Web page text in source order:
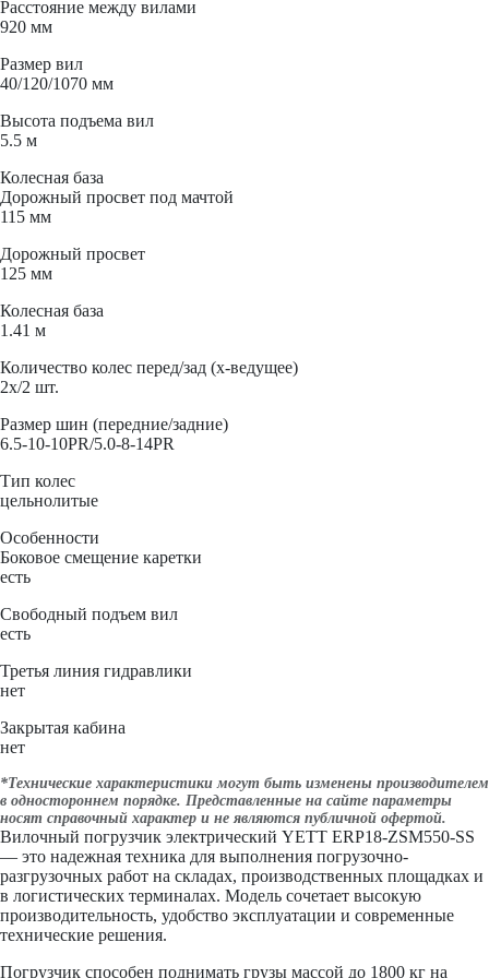
Расстояние между вилами
920 мм
Размер вил
40/120/1070 мм
Высота подъема вил
5.5 м
Колесная база
Дорожный просвет под мачтой
115 мм
Дорожный просвет
125 мм
Колесная база
1.41 м
Количество колес перед/зад (x-ведущее)
2x/2 шт.
Размер шин (передние/задние)
6.5-10-10PR/5.0-8-14PR
Тип колес
цельнолитые
Особенности
Боковое смещение каретки
есть
Свободный подъем вил
есть
Третья линия гидравлики
нет
Закрытая кабина
нет
*Технические характеристики могут быть изменены производителем
в одностороннем порядке. Представленные на сайте параметры
носят справочный характер и не являются публичной офертой.
Вилочный погрузчик электрический YETT ERP18-ZSM550-SS
— это надежная техника для выполнения погрузочно-
разгрузочных работ на складах, производственных площадках и
в логистических терминалах. Модель сочетает высокую
производительность, удобство эксплуатации и современные
технические решения.
Погрузчик способен поднимать грузы массой до 1800 кг на